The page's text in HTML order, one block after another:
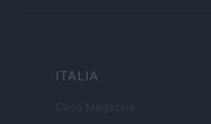
ITALIA
Casa Magazine